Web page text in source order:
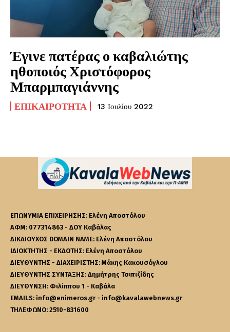
Έγινε πατέρας ο καβαλιώτης
ηθοποιός Χριστόφορος
Μπαρμπαγιάννης
ΕΠΙΚΑΙΡΌΤΗΤΑ 13 Ιουλίου 2022
ΕΠΩΝΥΜΙΑ ΕΠΙΧΕΙΡΗΣΗΣ: Ελένη Αποστόλου
ΑΦΜ: 077314863 - ΔΟΥ Καβάλας
ΔΙΚΑΙΟΥΧΟΣ DOMAIN NAME: Ελένη Αποστόλου
ΙΔΙΟΚΤΗΤΗΣ - ΕΚΔΟΤΗΣ: Ελένη Αποστόλου
ΔΙΕΥΘΥΝΤΗΣ - ΔΙΑΧΕΙΡΙΣΤΗΣ: Μάκης Κακουσόγλου
ΔΙΕΥΘΥΝΤΗΣ ΣΥΝΤΑΞΗΣ: Δημήτρης Τσιπιζίδης
ΔΙΕΥΘΥΝΣΗ: Φιλίππου 1 - Καβάλα
EMAILS: info@enimeros.gr - info@kavalawebnews.gr
ΤΗΛΕΦΩΝΟ: 2510-831600